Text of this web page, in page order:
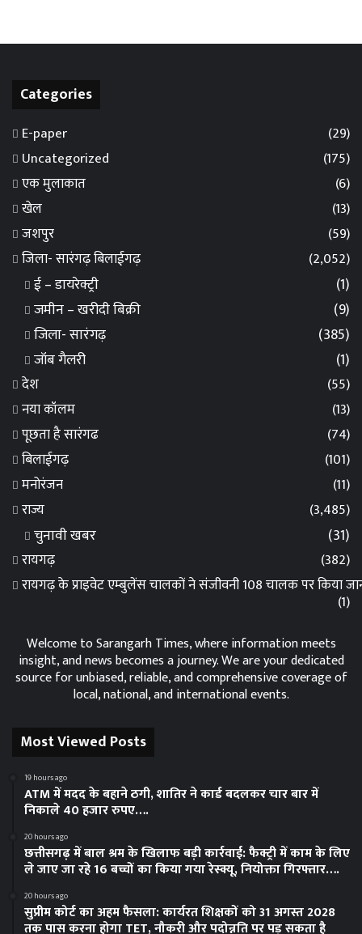
Categories
E-paper
(29)
Uncategorized
(175)
एक मुलाकात
(6)
खेल
(13)
जशपुर
(59)
जिला- सारंगढ़ बिलाईगढ़
(2,052)
ई – डायरेक्ट्री
(1)
जमीन – खरीदी बिक्री
(9)
जिला- सारंगढ़
(385)
जॉब गैलरी
(1)
देश
(55)
नया कॉलम
(13)
पूछता है सारंगढ
(74)
बिलाईगढ़
(101)
मनोरंजन
(11)
राज्य
(3,485)
चुनावी खबर (31)
रायगढ़
(382)
रायगढ़ के प्राइवेट एम्बुलेंस चालकों ने संजीवनी 108 चालक पर किया
(1)
Welcome to Sarangarh Times, where information meets
insight, and news becomes a journey. We are your dedicated
source for unbiased, reliable, and comprehensive coverage of
local, national, and international events.
Most Viewed Posts
19 hours ago
ATM में मदद के बहाने ठगी, शातिर ने कार्ड बदलकर चार बार में
निकाले 40 हजार रुपए….
20 hours ago
छत्तीसगढ़ में बाल श्रम के खिलाफ बड़ी कार्रवाई: फैक्ट्री में काम के लिए
ले जाए जा रहे 16 बच्चों का किया गया रेस्क्यू, नियोक्ता गिरफ्तार….
20 hours ago
सुप्रीम कोर्ट का अहम फैसला: कार्यरत शिक्षकों को 31 अगस्त 2028
तक पास करना होगा TET, नौकरी और पदोन्नति पर पड़ सकता है